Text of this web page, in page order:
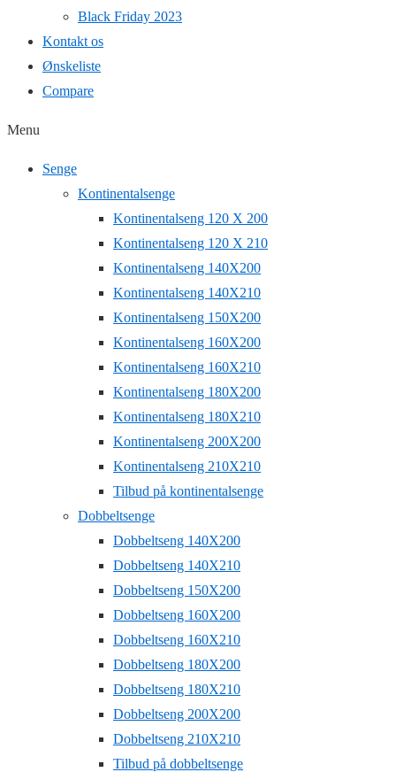
Black Friday 2023
Kontakt os
Ønskeliste
Compare
Menu
Senge
Kontinentalsenge
Kontinentalseng 120 X 200
Kontinentalseng 120 X 210
Kontinentalseng 140X200
Kontinentalseng 140X210
Kontinentalseng 150X200
Kontinentalseng 160X200
Kontinentalseng 160X210
Kontinentalseng 180X200
Kontinentalseng 180X210
Kontinentalseng 200X200
Kontinentalseng 210X210
Tilbud på kontinentalsenge
Dobbeltsenge
Dobbeltseng 140X200
Dobbeltseng 140X210
Dobbeltseng 150X200
Dobbeltseng 160X200
Dobbeltseng 160X210
Dobbeltseng 180X200
Dobbeltseng 180X210
Dobbeltseng 200X200
Dobbeltseng 210X210
Tilbud på dobbeltsenge